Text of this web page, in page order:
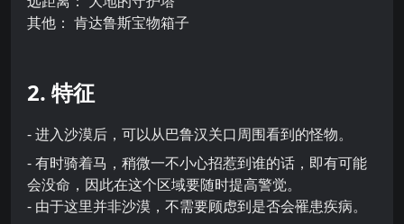
其他： 肯达鲁斯宝物箱子
2. 特征
- 进入沙漠后，可以从巴鲁汉关口周围看到的怪物。
- 有时骑着马，稍微一不小心招惹到谁的话，即有可能
会没命，因此在这个区域要随时提高警觉。
- 由于这里并非沙漠，不需要顾虑到是否会罹患疾病。